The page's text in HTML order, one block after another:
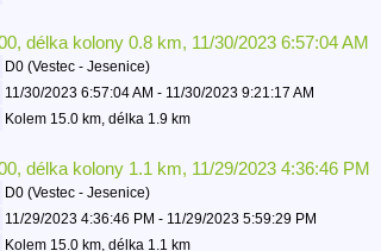
délka kolony 0.8 km, 11/30/2023 6:57:04 AM
D0 (Vestec - Jesenice)
11/30/2023 6:57:04 AM - 11/30/2023 9:21:17 AM
Kolem 15.0 km, délka 1.9 km
délka kolony 1.1 km, 11/29/2023 4:36:46 PM
D0 (Vestec - Jesenice)
11/29/2023 4:36:46 PM - 11/29/2023 5:59:29 PM
Kolem 15.0 km, délka 1.1 km